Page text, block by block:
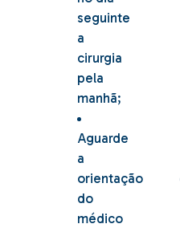
seguinte
a
cirurgia
pela
manhã;
Aguarde
a
orientação
do
médico